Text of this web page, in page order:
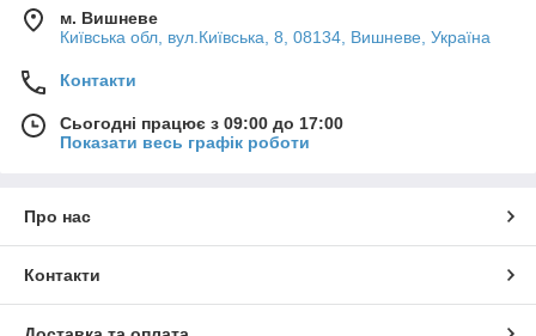
м. Вишневе
Київська обл, вул.Київська, 8, 08134, Вишневе, Україна
Контакти
Сьогодні працює з 09:00 до 17:00
Показати весь графік роботи
Про нас
Контакти